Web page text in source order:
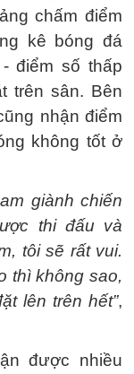
chấm điểm
kê bóng đá
điểm số thấp
trên sân. Bên
nhận điểm
không tốt ở
giành chiến
thi đấu và
tôi sẽ rất vui.
thì không sao,
lên trên hết”,
được nhiều